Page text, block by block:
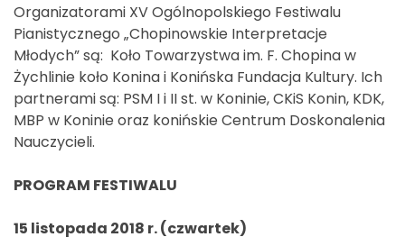
Organizatorami XV Ogólnopolskiego Festiwalu
Pianistycznego „Chopinowskie Interpretacje
Młodych” są: Koło Towarzystwa im. F. Chopina w
Żychlinie koło Konina i Konińska Fundacja Kultury. Ich
partnerami są: PSM I i II st. w Koninie, CKiS Konin, KDK,
MBP w Koninie oraz konińskie Centrum Doskonalenia
Nauczycieli.
PROGRAM FESTIWALU
15 listopada 2018 r. (czwartek)